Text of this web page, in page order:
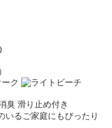
臭 滑り止め付き
いるご家庭にもぴったり